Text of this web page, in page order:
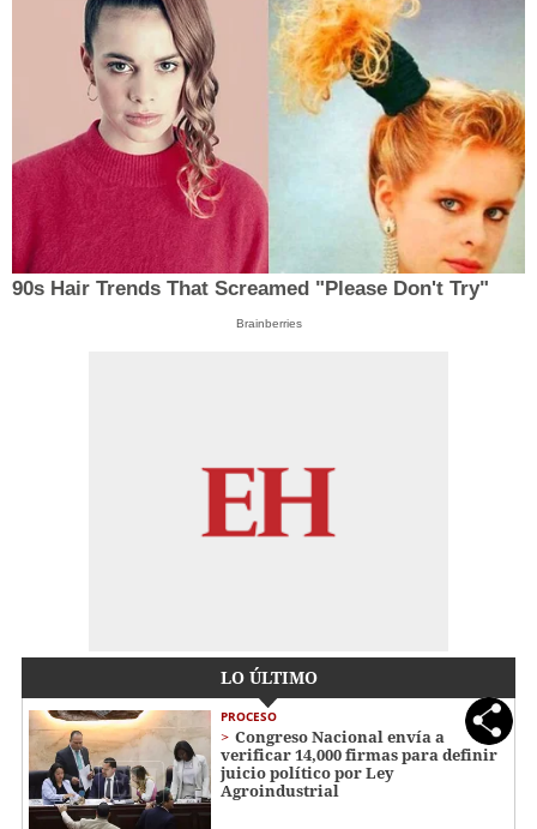
90s Hair Trends That Screamed "Please Don't Try"
Brainberries
LO ÚLTIMO
PROCESO
Congreso Nacional envía a
verificar 14,000 firmas para definir
juicio político por Ley
Agroindustrial